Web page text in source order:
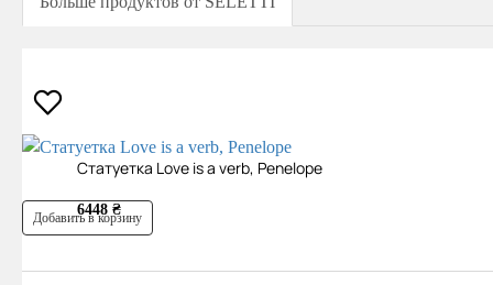
Cтатуетка Love is a verb, Penelope
6448 ₴
Добавить в корзину